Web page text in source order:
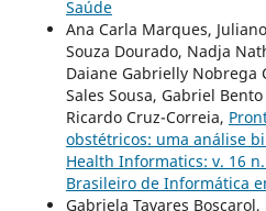
Saúde
Ana Carla Marques,
Souza Dourado, Nadja
Daiane Gabrielly Nobrega
Sales Sousa, Gabriel
Ricardo Cruz-Correia,
obstétricos: uma análise
Health Informatics: v. 16
Brasileiro de Informática
Gabriela Tavares